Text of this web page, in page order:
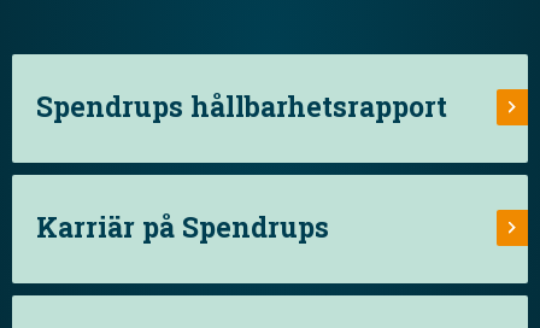
Spendrups hållbarhetsrapport
Karriär på Spendrups